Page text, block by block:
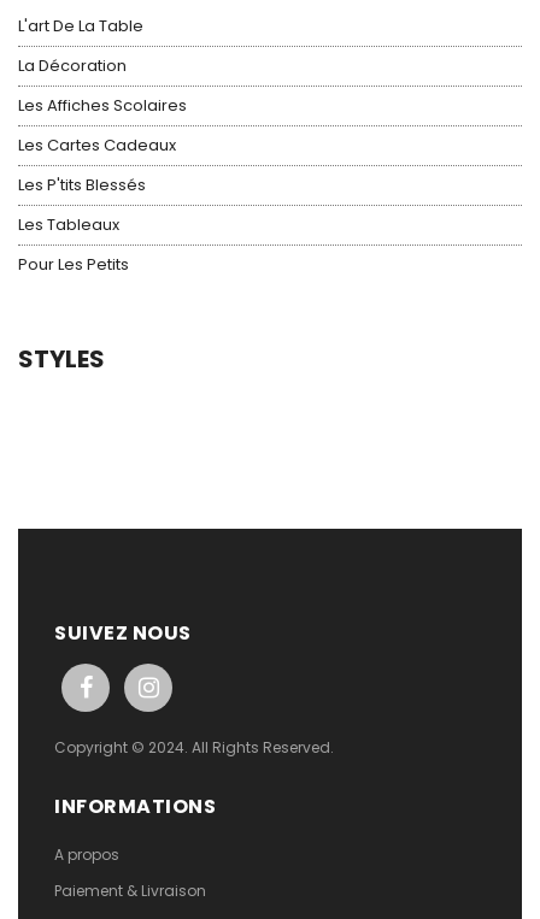
L'art De La Table
La Décoration
Les Affiches Scolaires
Les Cartes Cadeaux
Les P'tits Blessés
Les Tableaux
Pour Les Petits
STYLES
SUIVEZ NOUS
Copyright © 2024. All Rights Reserved.
INFORMATIONS
A propos
Paiement & Livraison